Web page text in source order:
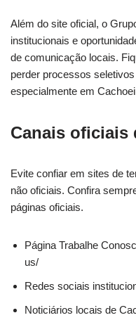
Além do site oficial, o
institucionais e
de comunicação locais.
perder processos
especialmente em
Canais oficiais
Evite confiar em sites de
não oficiais. Confira
páginas oficiais.
Página Trabalhe
us/
Redes sociais
Noticiários locais de